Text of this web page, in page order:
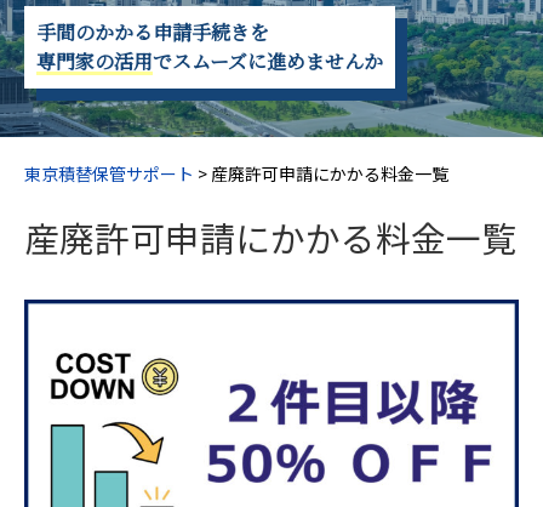
手間のかかる申請手続きを
専門家の活用でスムーズに進めませんか
東京積替保管サポート > 産廃許可申請にかかる料金一覧
産廃許可申請にかかる料金一覧